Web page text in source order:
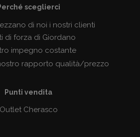
sceglierci
di noi i nostri clienti
di forza di Giordano
impegno costante
rapporto qualità/prezzo
Punti vendita
Outlet Cherasco